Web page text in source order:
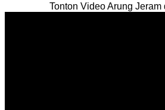
Tonton Video Arung Jeram